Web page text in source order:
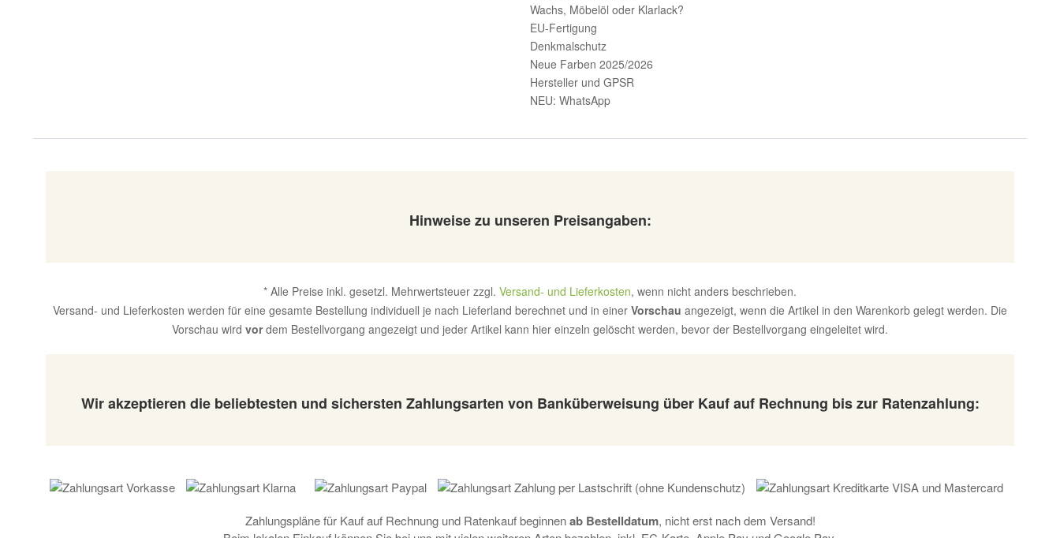
Wachs, Möbelöl oder Klarlack?
EU-Fertigung
Denkmalschutz
Neue Farben 2025/2026
Hersteller und GPSR
NEU: WhatsApp
Hinweise zu unseren Preisangaben:
* Alle Preise inkl. gesetzl. Mehrwertsteuer zzgl. Versand- und Lieferkosten, wenn nicht anders beschrieben.
Versand- und Lieferkosten werden für eine gesamte Bestellung individuell je nach Lieferland berechnet und in einer Vorschau angezeigt, wenn die Artikel in den Warenkorb gelegt werden. Die
Vorschau wird vordem Bestellvorgang angezeigt und jeder Artikel kann hier einzeln gelöscht werden, bevor der Bestellvorgang eingeleitet wird.
Wir akzeptieren die beliebtesten und sichersten Zahlungsarten von Banküberweisung über Kauf auf Rechnung bis zur Ratenzahlung:
Zahlungspläne für Kauf auf Rechnung und Ratenkauf beginnenab Bestelldatum, nicht erst nach dem Versand!